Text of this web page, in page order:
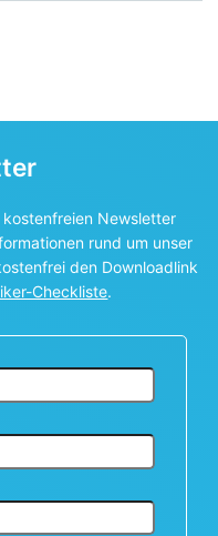
Newsletter
rund um unser
den Downloadlink
Checkliste.